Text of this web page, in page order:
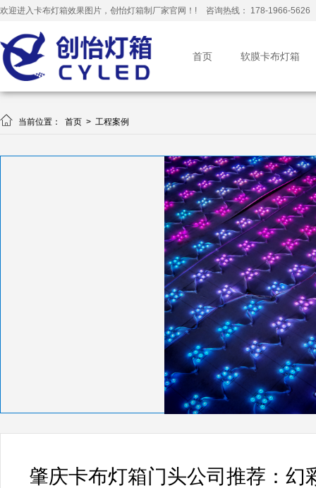
欢迎进入卡布灯箱效果图片，创怡灯箱制厂家官网！! 咨询热线： 178-1966-5626
首页 软膜卡布灯箱
 当前位置： 首页 > 工程案例
肇庆卡布灯箱门头公司推荐：幻